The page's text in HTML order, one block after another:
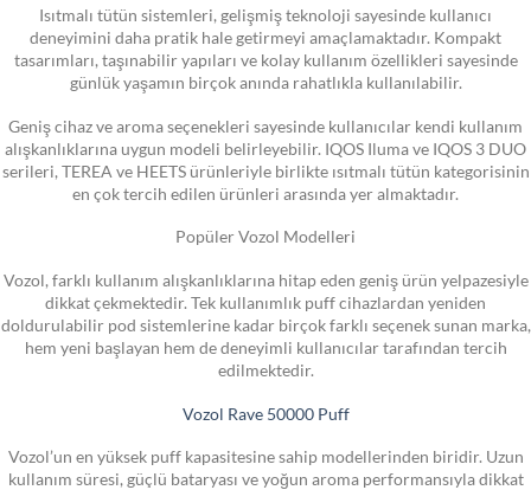
Isıtmalı tütün sistemleri, gelişmiş teknoloji sayesinde kullanıcı
deneyimini daha pratik hale getirmeyi amaçlamaktadır. Kompakt
tasarımları, taşınabilir yapıları ve kolay kullanım özellikleri sayesinde
günlük yaşamın birçok anında rahatlıkla kullanılabilir.
Geniş cihaz ve aroma seçenekleri sayesinde kullanıcılar kendi kullanım
alışkanlıklarına uygun modeli belirleyebilir. IQOS Iluma ve IQOS 3 DUO
serileri, TEREA ve HEETS ürünleriyle birlikte ısıtmalı tütün kategorisinin
en çok tercih edilen ürünleri arasında yer almaktadır.
Popüler Vozol Modelleri
Vozol, farklı kullanım alışkanlıklarına hitap eden geniş ürün yelpazesiyle
dikkat çekmektedir. Tek kullanımlık puff cihazlardan yeniden
doldurulabilir pod sistemlerine kadar birçok farklı seçenek sunan marka,
hem yeni başlayan hem de deneyimli kullanıcılar tarafından tercih
edilmektedir.
Vozol Rave 50000 Puff
Vozol’un en yüksek puff kapasitesine sahip modellerinden biridir. Uzun
kullanım süresi, güçlü bataryası ve yoğun aroma performansıyla dikkat